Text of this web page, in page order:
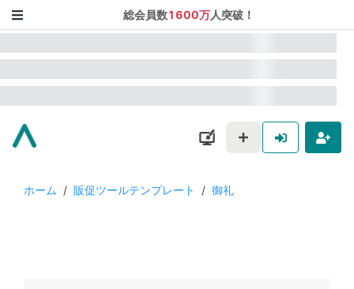
総会員数1600万人突破！
ホーム / 販促ツールテンプレート / 御礼